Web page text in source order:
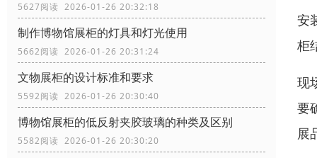
5627阅读 2026-01-26 20:32:18
制作博物馆展柜的灯具和灯光使用
5662阅读 2026-01-26 20:31:24
文物展柜的设计标准和要求
5592阅读 2026-01-26 20:30:40
博物馆展柜的低反射夹胶玻璃的种类及区别
5582阅读 2026-01-26 20:30:20
安
柜
现
要
展